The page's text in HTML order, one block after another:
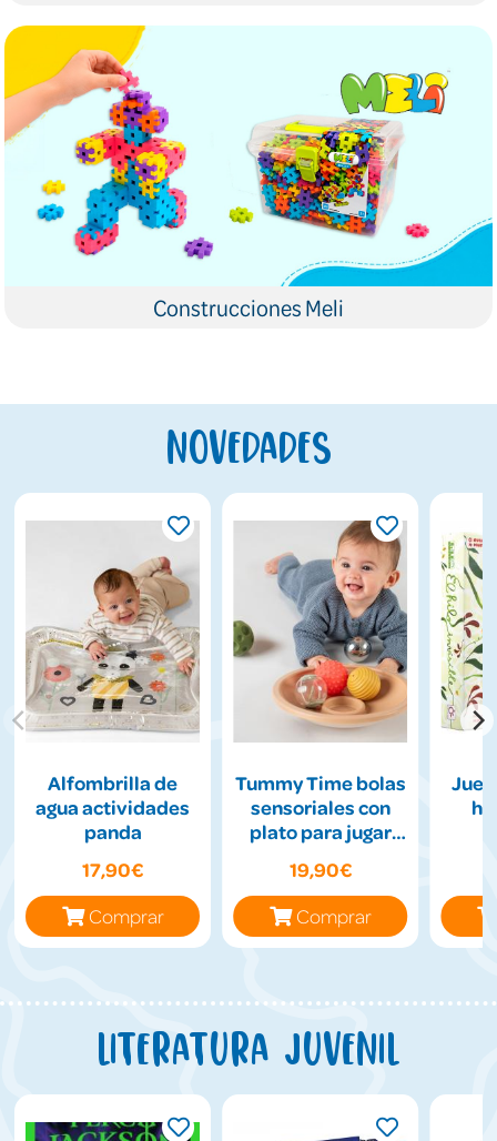
Construcciones Meli
Novedades
Alfombrilla de
agua actividades
panda
17,90€
Comprar
Tummy Time bolas
sensoriales con
plato para jugar
19,90€
Comprar
Literatura juvenil